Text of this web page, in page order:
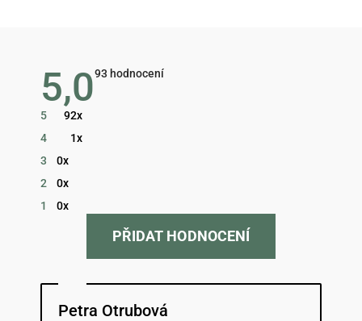
5,0Průměrné
93 hodnocení
5
92x
4
1x
3
0x
2
0x
1
0x
PŘIDAT HODNOCENÍ
Petra Otrubová
Hodnocení obchodu je 5 z 5 hvězdiček.